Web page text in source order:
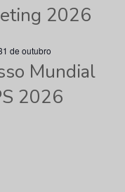
2026
de outubro
Mundial
2026